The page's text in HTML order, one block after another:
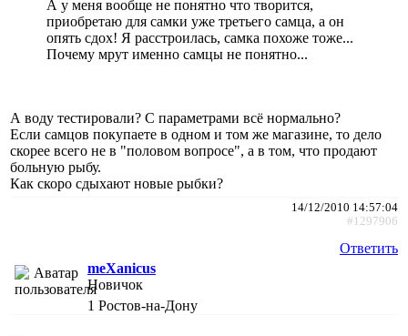
А у меня вообще не понятно что творится,
приобретаю для самки уже третьего самца, а он
опять сдох! Я расстроилась, самка похоже тоже...
Почему мрут именно самцы не понятно...
А воду тестировали? С параметрами всё нормально?
Если самцов покупаете в одном и том же магазине, то дело
скорее всего не в "половом вопросе", а в том, что продают
больную рыбу.
Как скоро сдыхают новые рыбки?
14/12/2010 14:57:04
#1297906
Ответить
meXanicus
Новичок
1 Ростов-на-Дону